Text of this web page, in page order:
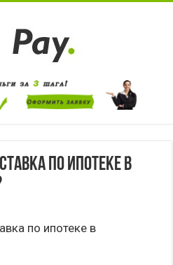
по ипотеке в